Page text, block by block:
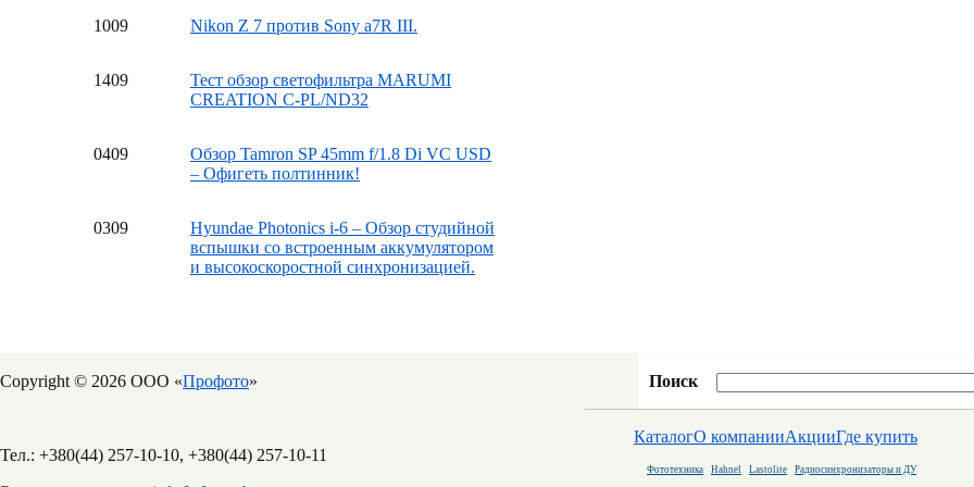
1009 Nikon Z 7 против Sony a7R III.
1409
Тест обзор светофильтра MARUMI
CREATION C-PL/ND32
0409
Обзор Tamron SP 45mm f/1.8 Di VC USD
– Офигеть полтинник!
0309
Hyundae Photonics i-6 – Обзор студийной
вспышки со встроенным аккумулятором
и высокоскоростной синхронизацией.
Copyright © 2026 ООО «Профото»
Тел.: +380(44) 257-10-10, +380(44) 257-10-11
Поиск
КаталогО компанииАкцииГде купить
Фототехника Hahnel Lastolite Радиосинхронизаторы и ДУ